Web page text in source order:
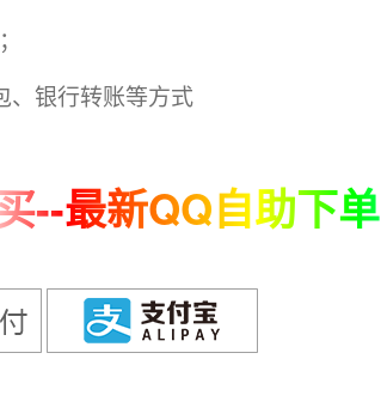
、银行转账等方式
--最新QQ自助下单